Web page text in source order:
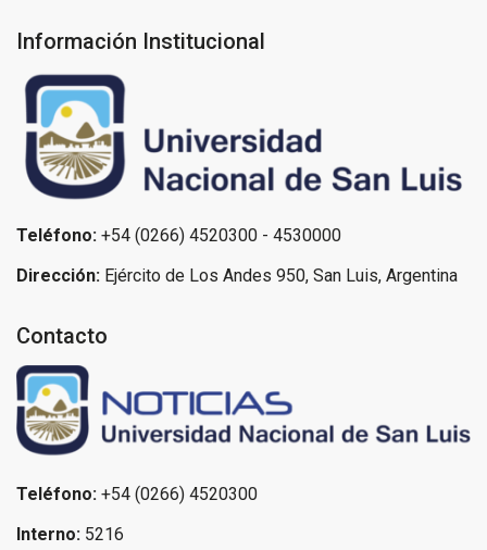
Información Institucional
Teléfono: +54 (0266) 4520300 - 4530000
Dirección: Ejército de Los Andes 950, San Luis, Argentina
Contacto
Teléfono: +54 (0266) 4520300
Interno: 5216